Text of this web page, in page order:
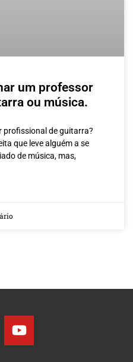
um professor
ou música.
profissional de guitarra?
que leve alguém a se
de música, mas,